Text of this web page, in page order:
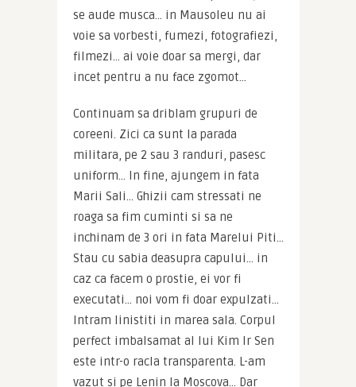
se aude musca… in Mausoleu nu ai
voie sa vorbesti, fumezi, fotografiezi,
filmezi… ai voie doar sa mergi, dar
incet pentru a nu face zgomot…
Continuam sa driblam grupuri de
coreeni. Zici ca sunt la parada
militara, pe 2 sau 3 randuri, pasesc
uniform… In fine, ajungem in fata
Marii Sali… Ghizii cam stressati ne
roaga sa fim cuminti si sa ne
inchinam de 3 ori in fata Marelui Piti…
Stau cu sabia deasupra capului… in
caz ca facem o prostie, ei vor fi
executati… noi vom fi doar expulzati…
Intram linistiti in marea sala. Corpul
perfect imbalsamat al lui Kim Ir Sen
este intr-o racla transparenta. L-am
vazut si pe Lenin la Moscova… Dar